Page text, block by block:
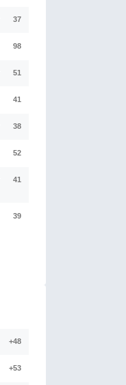
37
98
51
41
38
52
41
39
+48
+53